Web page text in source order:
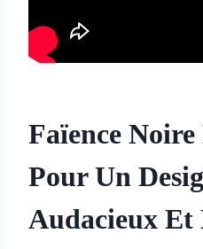
Faïence
Pour Un
Audacieux Et